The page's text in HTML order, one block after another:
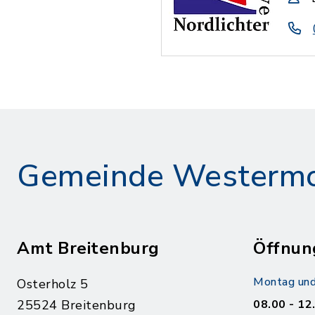
Gemeinde
Amt Breitenburg
Osterholz 5
25524 Breitenburg
Montag
08.00 -